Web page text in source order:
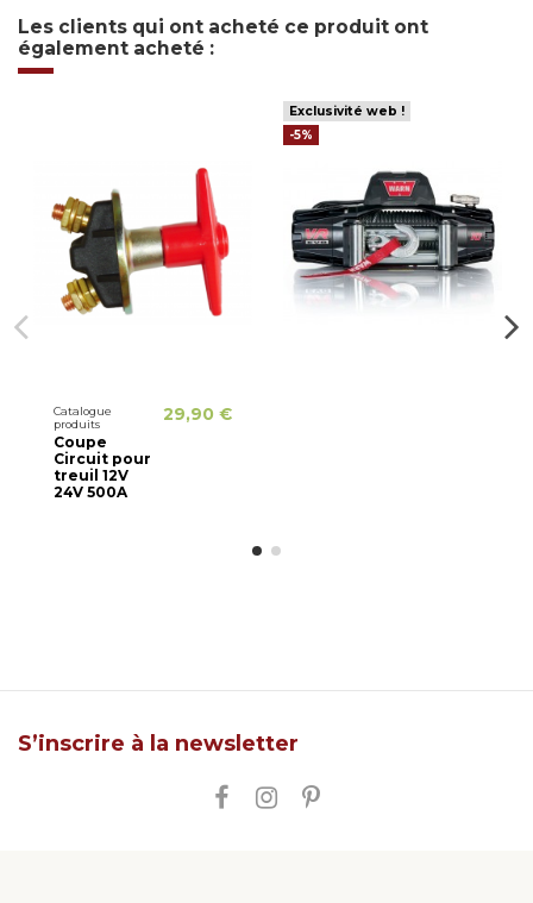
Les clients qui ont acheté ce produit ont
également acheté :
Catalogue
produits
Coupe
Circuit pour
treuil 12V
24V 500A
29,90 €
Exclusivité web !
-5%
S’inscrire à la newsletter